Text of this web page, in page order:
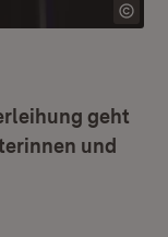
geht
und